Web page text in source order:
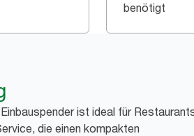
benötigt
ist ideal für
die einen kompakten